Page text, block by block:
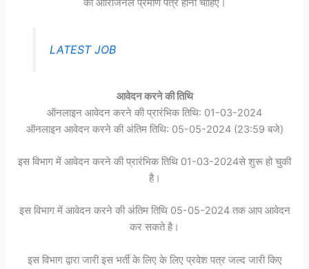
की ओरिजिनल प्रमाण पत्र होनी चाहिए।
LATEST JOB
आवेदन करने की तिथि
ऑनलाइन आवेदन करने की प्रारंभिक तिथि: 01-03-2024
ऑनलाइन आवेदन करने की अंतिम तिथि: 05-05-2024 (23:59 बजे)
इस विभाग में आवेदन करने की प्रारंभिक तिथि 01-03-2024से शुरू हो चुकी
है।
इस विभाग में आवेदन करने की अंतिम तिथि 05-05-2024 तक आप आवेदन
कर सकते है।
इस विभाग द्वारा जारी इस भर्ती के लिए के लिए प्रवेश पत्र जल्द जारी किए